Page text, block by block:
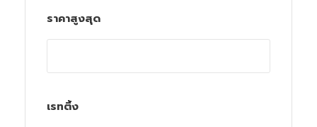
ราคาสูงสุด
เรทติ้ง